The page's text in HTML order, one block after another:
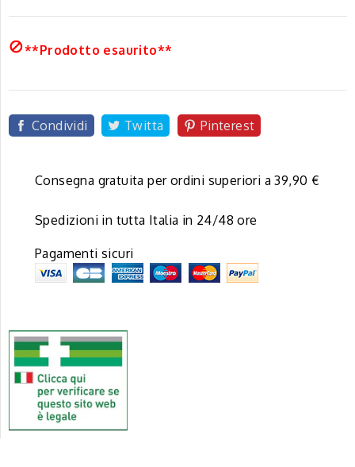
**Prodotto esaurito**
Condividi Twitta Pinterest
Consegna gratuita per ordini superiori a 39,90 €
Spedizioni in tutta Italia in 24/48 ore
Pagamenti sicuri